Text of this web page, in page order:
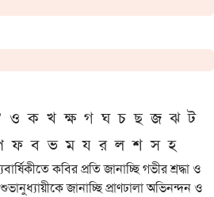
ও ক খ ক্ষ গ ঘ চ ছ জ ঝ ট
ফ ব ভ ম য র ল শ স হ
কবির প্রতি জানাচ্ছি গভীর শ্রদ্ধা ও
জানাচ্ছি প্রাণঢালা অভিনন্দন ও